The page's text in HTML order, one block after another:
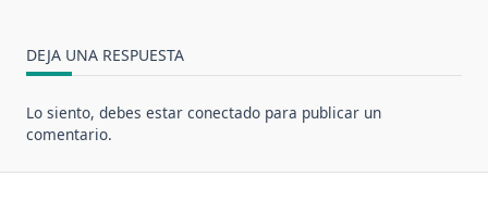
DEJA UNA RESPUESTA
Lo siento, debes estar conectado para publicar un
comentario.